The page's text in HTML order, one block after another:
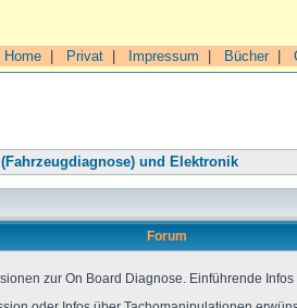
Home Privat Impressum Bücher|
(Fahrzeugdiagnose) und Elektronik
Forum
zur On Board Diagnose. Einführende